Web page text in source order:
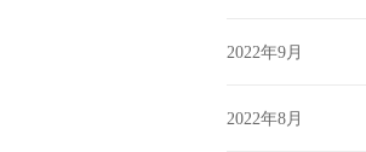
2022年9月
2022年8月